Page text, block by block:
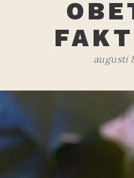
augusti